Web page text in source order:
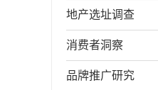
地产选址调查
消费者洞察
品牌推广研究